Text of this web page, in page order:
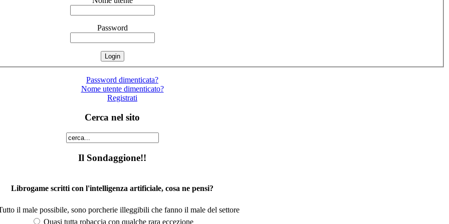
Password
Password dimenticata?
Nome utente dimenticato?
Registrati
Cerca nel sito
Il Sondaggione!!
Librogame scritti con l'intelligenza artificiale, cosa ne pensi?
il male possibile, sono porcherie illeggibili che fanno il male del settore
Quasi tutta robaccia con qualche rara eccezione